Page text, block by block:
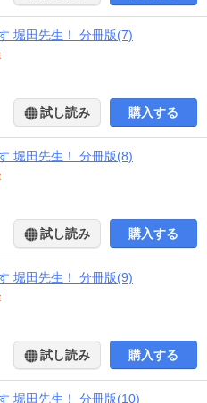
堀田先生！ 分冊版(7)
試し読み 購入する
堀田先生！ 分冊版(8)
試し読み 購入する
堀田先生！ 分冊版(9)
試し読み 購入する
堀田先生！ 分冊版(10)